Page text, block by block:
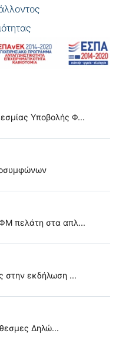
Υποβολής Φ...
πελάτη στα απλ...
στην εκδήλωση ...
Δηλώ...